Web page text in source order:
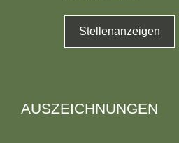
Stellenanzeigen
AUSZEICHNUNGEN